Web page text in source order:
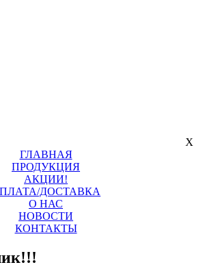
X
ГЛАВНАЯ
ПРОДУКЦИЯ
АКЦИИ!
ДОСТАВКА
О НАС
НОВОСТИ
КОНТАКТЫ